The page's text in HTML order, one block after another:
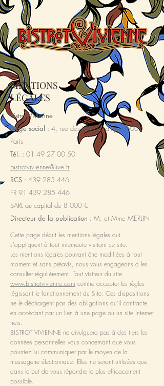
MENTIONS
LÉGALES
Bistrot Vivienne
Siège social : 4, rue des Petits Champs 75002
Paris
Tél. : 01 49 27 00 50
bistrotvivienne@live.fr
RCS : 439 285 446
FR 91 439 285 446
SARL au capital de 8 000 €
Directeur de la publication : M. et Mme MERLIN
Cette page décrit les mentions légales qui
s'appliquent à tout internaute visitant ce site.
Les mentions légales pouvant être modifiées à tout
moment et sans préavis, nous vous engageons à les
consulter régulièrement. Tout visiteur du site
www.bistrotvivienne.com certifie accepter les règles
régissant le fonctionnement du Site. Ces dispositions
ne le déchargent pas des obligations qu'il contracte
en accédant par un lien à une page ou un site Internet
tiers.
BISTROT VIVIENNE ne divulguera pas à des tiers les
données personnelles vous concernant que vous
pourriez lui communiquer par le moyen de la
messagerie électronique. Elles ne seront utilisées que
dans le but de vous répondre le plus efficacement
possible.